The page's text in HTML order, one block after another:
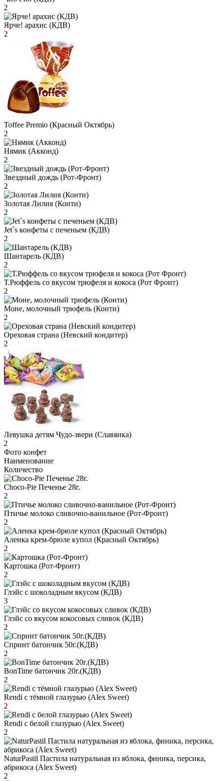
2
Ярче! арахис (КДВ)
2
Toffee Premio (Красный Октябрь)
2
Нямик (Акконд)
2
Звездный дождь (Рот-Фронт)
2
Золотая Лилия (Конти)
2
Jet`s конфеты с печеньем (КДВ)
2
Шантарель (КДВ)
2
Т.Рюффель со вкусом трюфеля и кокоса (Рот Фронт)
2
Моне, молочный трюфель (Конти)
2
Ореховая страна (Невский кондитер)
2
Левушка детям Чудо-звери (Славянка)
2
Фото конфет
Наименование
Количество
Choco-Pie Печенье 28г.
2
Птичье молоко сливочно-ванильное (Рот-Фронт)
2
Аленка крем-брюле купол (Красный Октябрь)
2
Картошка (Рот-Фронт)
2
Глэйс с шоколадным вкусом (КДВ)
3
Глэйс со вкусом кокосовых сливок (КДВ)
2
Спринт батончик 50г.(КДВ)
2
BonTime батончик 20г.(КДВ)
2
Rendi с тёмной глазурью (Alex Sweet)
2
Rendi с белой глазурью (Alex Sweet)
2
NaturPastil Пастила натуральная из яблока, финика, персика,
абрикоса (Alex Sweet)
2